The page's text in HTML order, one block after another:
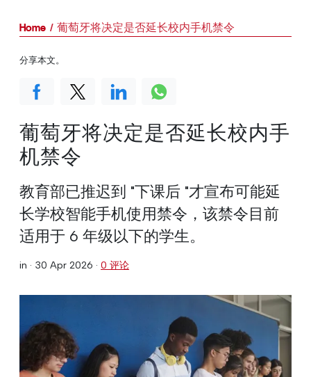
Home 葡萄牙将决定是否延长校内手机禁令
葡萄牙将决定是否延长校内手
机禁令
教育部已推迟到 "下课后 "才宣布可能延
长学校智能手机使用禁令，该禁令目前
适用于 6 年级以下的学生。
in · 30 Apr 2026 · 0 评论
分享本文。